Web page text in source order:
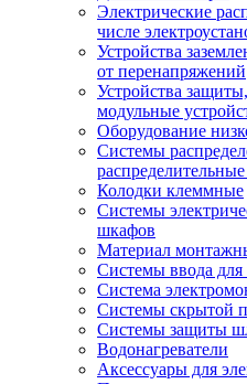
Электрические
числе
Устройства
от перенапряжений
Устройства
модульные
Оборудование
Системы
Колодки клеммные
Системы
шкафов
Материал
Системы ввода для
Система
Системы скрытой
Системы защиты
Водонагреватели
Аксессуары для